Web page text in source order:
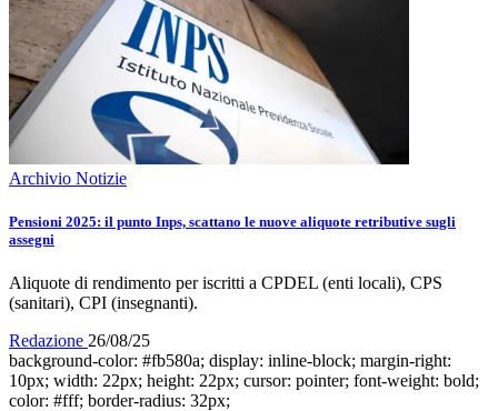
Archivio Notizie
Pensioni 2025: il punto Inps, scattano le nuove aliquote retributive sugli
assegni
Aliquote di rendimento per iscritti a CPDEL (enti locali), CPS
(sanitari), CPI (insegnanti).
Redazione 26/08/25
background-color: #fb580a; display: inline-block; margin-right:
10px; width: 22px; height: 22px; cursor: pointer; font-weight: bold;
color: #fff; border-radius: 32px;